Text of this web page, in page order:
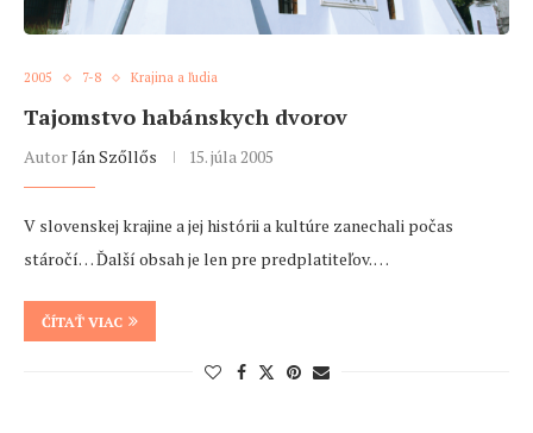
2005 7-8 Krajina a ľudia
Tajomstvo habánskych dvorov
AutorJán Szőllős 15. júla 2005
V slovenskej krajine a jej histórii a kultúre zanechali počas
stáročí… Ďalší obsah je len pre predplatiteľov. …
ČÍTAŤ VIAC